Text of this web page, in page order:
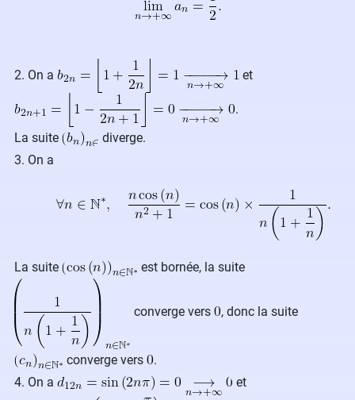
2. On a et
.
La suite
diverge.
3. On a
La suite est bornée, la suite
converge vers , donc la suite
converge vers
.
4. On a
et